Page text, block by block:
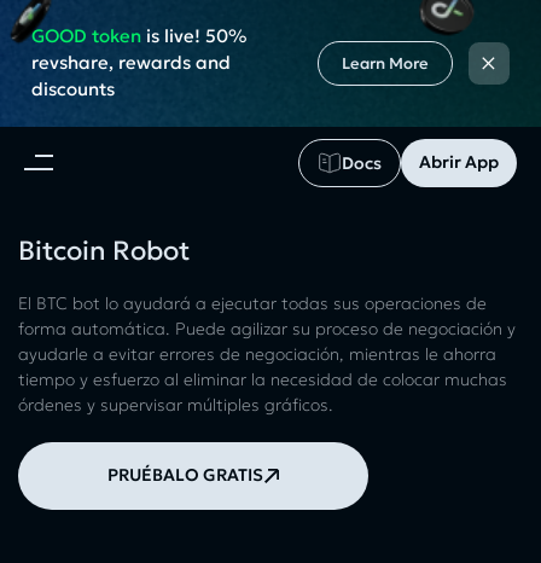
Docs Abrir App
GOOD tokenis live! 50%
revshare, rewards and
discounts
Learn More ×
Bitcoin Robot
El BTC bot lo ayudará a ejecutar todas sus operaciones de
forma automática. Puede agilizar su proceso de negociación y
ayudarle a evitar errores de negociación, mientras le ahorra
tiempo y esfuerzo al eliminar la necesidad de colocar muchas
órdenes y supervisar múltiples gráficos.
PRUÉBALO GRATIS